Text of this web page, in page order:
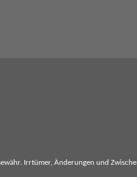
Irrtümer, Änderungen und